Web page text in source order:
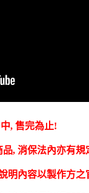
, 售完為止!
, 消保法內亦有
明內容以製作方